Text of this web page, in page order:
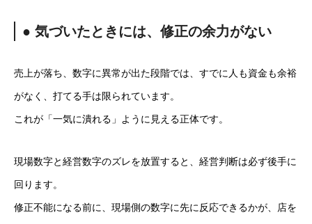
● 気づいたときには、修正の余力がない
売上が落ち、数字に異常が出た段階では、すでに人も資金も余裕
がなく、打てる手は限られています。
これが「一気に潰れる」ように見える正体です。
現場数字と経営数字のズレを放置すると、経営判断は必ず後手に
回ります。
修正不能になる前に、現場側の数字に先に反応できるかが、店を